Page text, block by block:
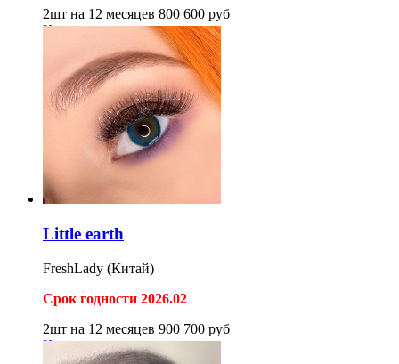
2шт на 12 месяцев 800 600 руб
Купить
Little earth
FreshLady (Китай)
Срок годности 2026.02
2шт на 12 месяцев 900 700 руб
Купить